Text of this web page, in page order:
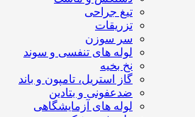
تیغ جراحی
تزریقات
سر سوزن
لوله های تنفسی و سوند
نخ بخیه
گاز استریل، تامپون و باند
ضدعفونی و بتادین
لوله های آزمایشگاهی